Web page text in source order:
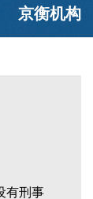
京衡机构
有刑事